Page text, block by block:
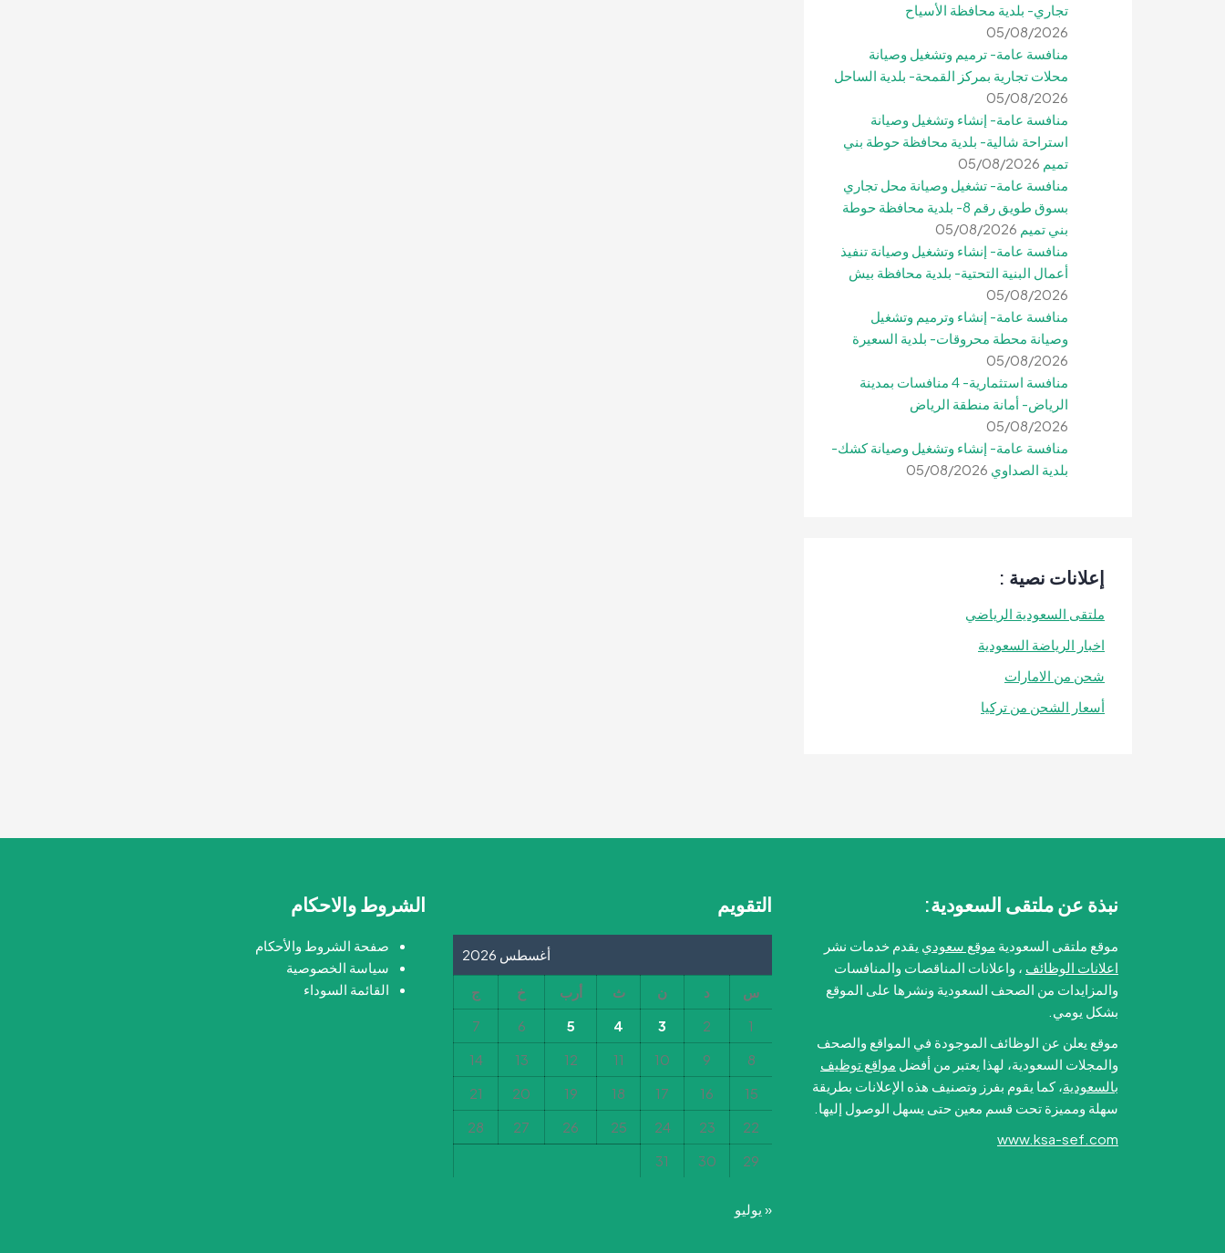
تجاري- بلدية محافظة الأسياح
05/08/2026
منافسة عامة- ترميم وتشغيل وصيانة
محلات تجارية بمركز القمحة- بلدية الساحل
05/08/2026
منافسة عامة- إنشاء وتشغيل وصيانة
استراحة شالية- بلدية محافظة حوطة بني
تميم 05/08/2026
منافسة عامة- تشغيل وصيانة محل تجاري
بسوق طويق رقم 8- بلدية محافظة حوطة
بني تميم 05/08/2026
منافسة عامة- إنشاء وتشغيل وصيانة تنفيذ
أعمال البنية التحتية- بلدية محافظة بيش
05/08/2026
منافسة عامة- إنشاء وترميم وتشغيل
وصيانة محطة محروقات- بلدية السعيرة
05/08/2026
منافسة استثمارية- 4 منافسات بمدينة
الرياض- أمانة منطقة الرياض
05/08/2026
منافسة عامة- إنشاء وتشغيل وصيانة كشك-
بلدية الصداوي 05/08/2026
إعلانات نصية :
ملتقى السعودية الرياضي
اخبار الرياضة السعودية
شحن من الامارات
أسعار الشحن من تركيا
الشروط والاحكام
صفحة الشروط والأحكام
سياسة الخصوصية
القائمة السوداء
التقويم
أغسطس 2026
س د ن ث أرب خ
ج
1
2
3
4
5
6
7
8
9
10
11
12
13
14
15
16
17
18
19
20
21
22
23
24
25
26
27
28
29
30
31
« يوليو
نبذة عن ملتقى السعودية:
موقع ملتقى السعودية موقع سعودي يقدم خدمات نشر
اعلانات الوظائف ، واعلانات المناقصات والمنافسات
والمزايدات من الصحف السعودية ونشرها على الموقع
بشكل يومي.
موقع يعلن عن الوظائف الموجودة في المواقع والصحف
والمجلات السعودية، لهذا يعتبر من أفضل مواقع توظيف
بالسعودية، كما يقوم بفرز وتصنيف هذه الإعلانات بطريقة
سهلة ومميزة تحت قسم معين حتى يسهل الوصول إليها.
www.ksa-sef.com